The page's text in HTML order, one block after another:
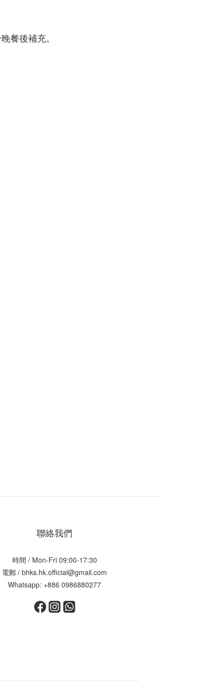
餐後補充。
聯絡我們
時間 / Mon-Fri 09:00-17:30
電郵 / bhks.hk.official@gmail.com
Whatsapp: +886 0986880277